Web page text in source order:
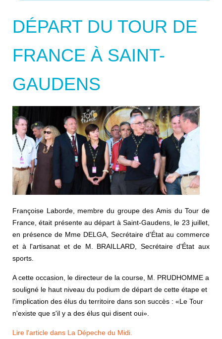
DÉPART DU TOUR DE
FRANCE À SAINT-
GAUDENS
Françoise Laborde, membre du groupe des Amis du Tour de
France, était présente au départ à Saint-Gaudens, le 23 juillet,
en présence de Mme DELGA, Secrétaire d'État au commerce
et à l'artisanat et de M. BRAILLARD, Secrétaire d'État aux
sports.
A cette occasion, le directeur de la course, M. PRUDHOMME a
souligné le haut niveau du podium de départ de cette étape et
l'implication des élus du territoire dans son succès : «Le Tour
n'existe que s'il y a des élus qui disent oui».
Lire l'article dans La Dépeche du Midi.